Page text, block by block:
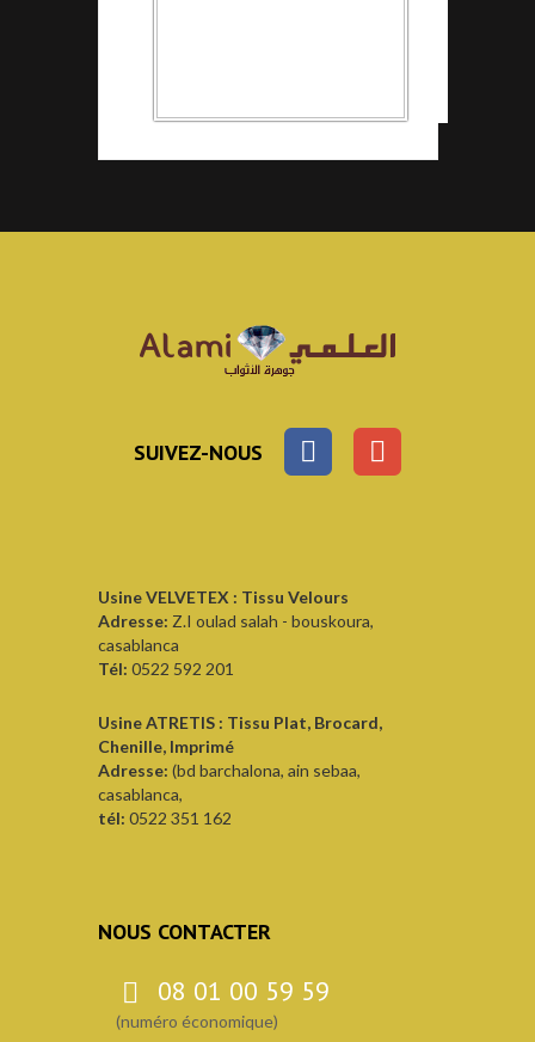
SUIVEZ-NOUS
Usine VELVETEX : Tissu Velours
Adresse: Z.I oulad salah - bouskoura,
casablanca
Tél: 0522 592 201
Usine ATRETIS : Tissu Plat, Brocard,
Chenille, Imprimé
Adresse: (bd barchalona, ain sebaa,
casablanca,
tél: 0522 351 162
NOUS CONTACTER
08 01 00 59 59
(numéro économique)